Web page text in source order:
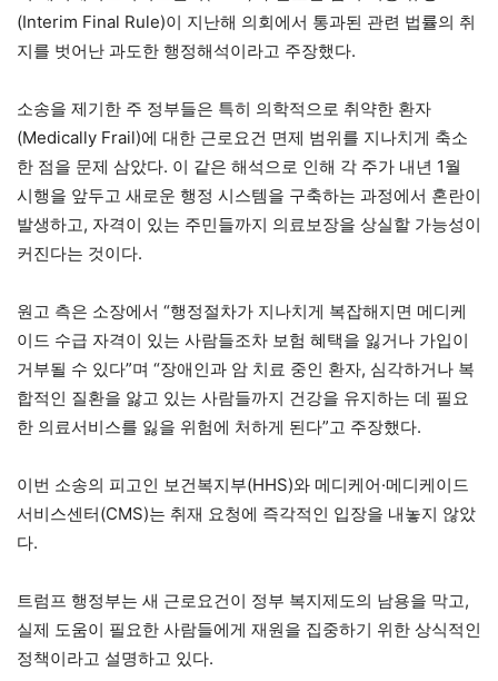
(Interim Final Rule)이 지난해 의회에서 통과된 관련 법률의 취
지를 벗어난 과도한 행정해석이라고 주장했다.
소송을 제기한 주 정부들은 특히 의학적으로 취약한 환자
(Medically Frail)에 대한 근로요건 면제 범위를 지나치게 축소
한 점을 문제 삼았다. 이 같은 해석으로 인해 각 주가 내년 1월
시행을 앞두고 새로운 행정 시스템을 구축하는 과정에서 혼란이
발생하고, 자격이 있는 주민들까지 의료보장을 상실할 가능성이
커진다는 것이다.
원고 측은 소장에서 “행정절차가 지나치게 복잡해지면 메디케
이드 수급 자격이 있는 사람들조차 보험 혜택을 잃거나 가입이
거부될 수 있다”며 “장애인과 암 치료 중인 환자, 심각하거나 복
합적인 질환을 앓고 있는 사람들까지 건강을 유지하는 데 필요
한 의료서비스를 잃을 위험에 처하게 된다”고 주장했다.
이번 소송의 피고인 보건복지부(HHS)와 메디케어·메디케이드
서비스센터(CMS)는 취재 요청에 즉각적인 입장을 내놓지 않았
다.
트럼프 행정부는 새 근로요건이 정부 복지제도의 남용을 막고,
실제 도움이 필요한 사람들에게 재원을 집중하기 위한 상식적인
정책이라고 설명하고 있다.